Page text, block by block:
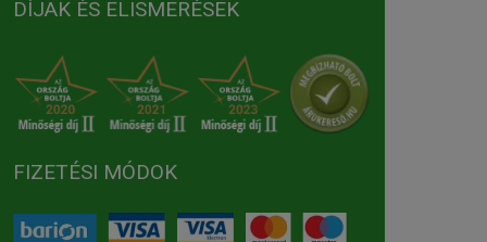
DÍJAK ÉS ELISMERÉSEK
FIZETÉSI MÓDOK